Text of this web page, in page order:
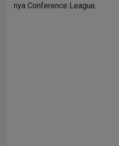
nya Conference League.